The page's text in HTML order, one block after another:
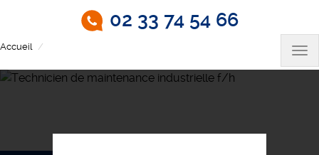
02 33 74 54 66
Accueil